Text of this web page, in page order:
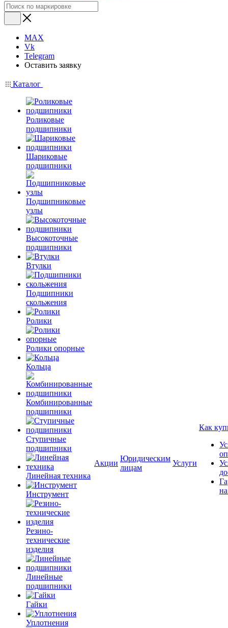
MAX
Vk
Telegram
Оставить заявку
Каталог
Роликовые
подшипники
Шариковые
подшипники
Подшипниковые
узлы
Высокоточные
подшипники
Втулки
Подшипники
скольжения
Ролики
Ролики опорные
Кольца
Комбинированные
подшипники
Ступичные
подшипники
Линейная техника
Инструмент
Резино-
технические
изделия
Линейные
подшипники
Гайки
Уплотнения
Акции
Юридическим
лицам
Услуги
Как